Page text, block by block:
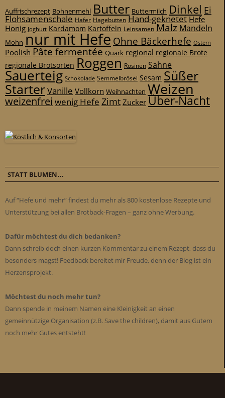
Auffrischrezept Bohnenmehl Butter Buttermilch Dinkel Ei
Flohsamenschale Hafer Hagebutten Hand-geknetet Hefe
Honig Joghurt Kardamom Kartoffeln Leinsamen Malz Mandeln
Mohn nur mit Hefe Ohne Bäckerhefe Ostern
Poolish Pâte fermentée Quark regional regionale Brote
regionale Brotsorten Roggen Rosinen Sahne
Sauerteig Schokolade Semmelbrösel Sesam Süßer
StarterVanille Vollkorn Weihnachten Weizen
weizenfrei wenig Hefe ZimtZuckerÜber-Nacht
STATT BLUMEN…
Auf “Hefe und mehr” findest du mehr als 800 kostenlose Rezepte und
Unterstützung bei allen Brotback-Fragen – ganz ohne Werbung.
Dafür möchtest du dich bedanken?
Dann schreib doch einen kurzen Kommentar zu einem Rezept, dass du
besonders magst! Feedback bereitet mir Freude, denn der Blog ist ein
Herzensprojekt.
Möchtest du noch mehr tun?
Dann spende in meinem Namen eine Kleinigkeit an einen
gemeinnützige Organisation (z.B. Save the children), damit aus Gutem
noch mehr Gutes entsteht!